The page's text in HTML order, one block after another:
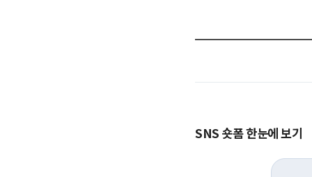
SNS 숏폼 한눈에 보기